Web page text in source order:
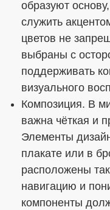
образуют
служить
цветов не
выбраны с
поддерживать
визуального
Композиция. В
важна чёткая и
Элементы
плакате или в
расположены
навигацию и
компоненты